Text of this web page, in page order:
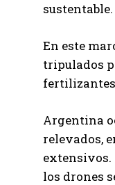
sustentable.
En este
tripulados
Argentina
relevados,
extensivos.
los drones